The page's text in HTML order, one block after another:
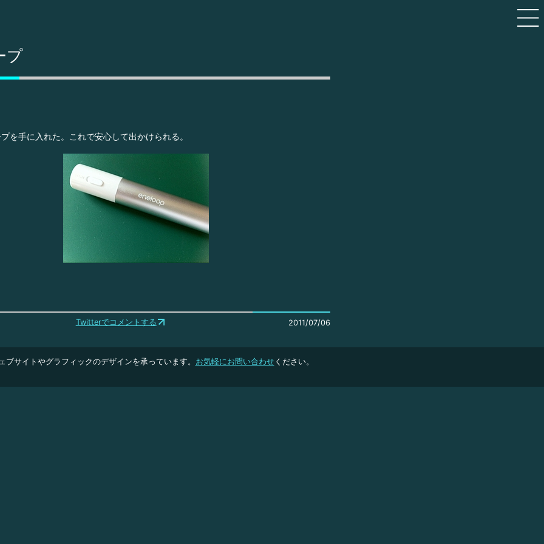
プ
を手に入れた。これで安心して出かけられる。
Twitterでコメントする 2011/07/06
ブサイトやグラフィックのデザインを承っています。 お気軽にお問い合わせください。